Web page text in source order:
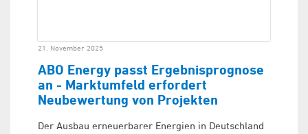
21. November 2025
ABO Energy passt Ergebnisprognose
an - Marktumfeld erfordert
Neubewertung von Projekten
Der Ausbau erneuerbarer Energien in Deutschland